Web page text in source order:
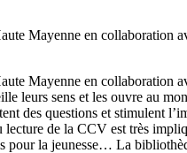
Mayenne en
Mayenne en
leurs sens et les ouvre au
des questions et stimulent
de la CCV est très
pour la jeunesse… La